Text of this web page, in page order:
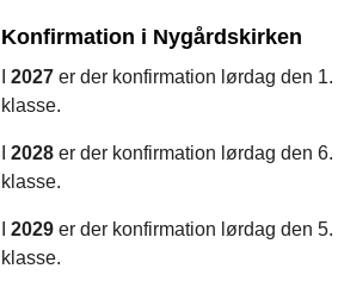
Konfirmation i Nygårdskirken
2027er der konfirmation lørdag den
klasse.
2028er der konfirmation lørdag den
klasse.
2029er der konfirmation lørdag den
klasse.